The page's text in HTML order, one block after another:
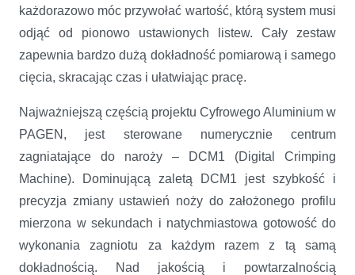
każdorazowo móc przywołać wartość, którą system musi
odjąć od pionowo ustawionych listew. Cały zestaw
zapewnia bardzo dużą dokładność pomiarową i samego
cięcia, skracając czas i ułatwiając pracę.
Najważniejszą częścią projektu Cyfrowego Aluminium w
PAGEN, jest sterowane numerycznie centrum
zagniatające do naroży – DCM1 (Digital Crimping
Machine). Dominującą zaletą DCM1 jest szybkość i
precyzja zmiany ustawień noży do założonego profilu
mierzona w sekundach i natychmiastowa gotowość do
wykonania zagniotu za każdym razem z tą samą
dokładnością. Nad jakością i powtarzalnością